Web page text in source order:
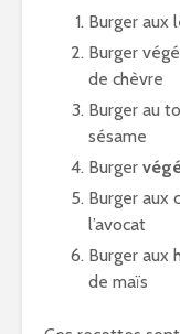
Burger aux
Burger
de chèvre
Burger au
sésame
Burger
Burger aux
l’avocat
Burger aux
de maïs